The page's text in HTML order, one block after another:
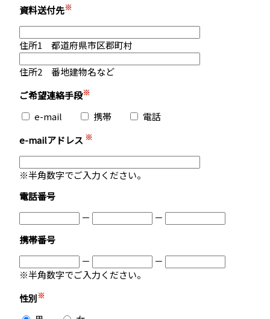
資料送付先※
住所1 都道府県市区郡町村
住所2 番地建物名など
ご希望連絡手段※
e-mail 携帯
電話
e-mailアドレス ※
※半角数字でご入力ください。
電話番号
－
－
携帯番号
－
－
※半角数字でご入力ください。
性別※